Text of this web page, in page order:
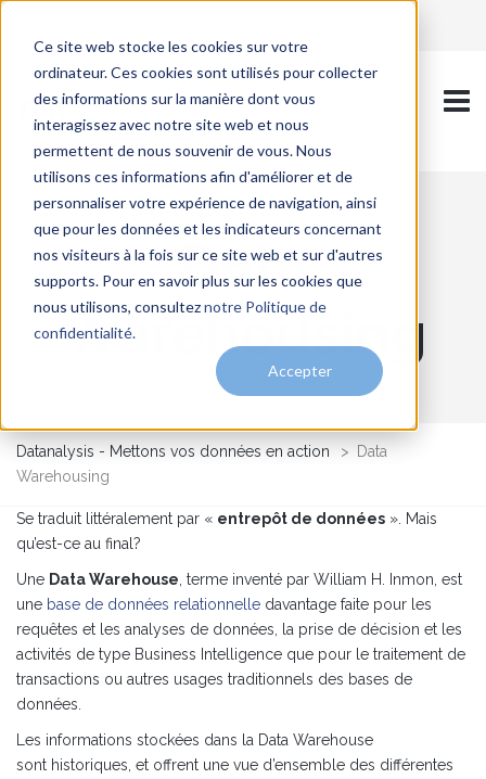
Ce site web stocke les cookies sur votre
ordinateur. Ces cookies sont utilisés pour collecter
des informations sur la manière dont vous
interagissez avec notre site web et nous
permettent de nous souvenir de vous. Nous
utilisons ces informations afin d'améliorer et de
personnaliser votre expérience de navigation, ainsi
que pour les données et les indicateurs concernant
nos visiteurs à la fois sur ce site web et sur d'autres
supports. Pour en savoir plus sur les cookies que
nous utilisons, consulteznotre Politique de
confidentialité.
Accepter
Data
Warehousing
Datanalysis - Mettons vos données en action >
Data
Warehousing
Se traduit littéralement par « entrepôt de données ». Mais
qu’est-ce au final?
Une Data Warehouse , terme inventé par William H. Inmon, est
une base de données relationnelle davantage faite pour les
requêtes et les analyses de données, la prise de décision et les
activités de type Business Intelligence que pour le traitement de
transactions ou autres usages traditionnels des bases de
données.
Les informations stockées dans la Data Warehouse
sont historiques, et offrent une vue d’ensemble des différentes